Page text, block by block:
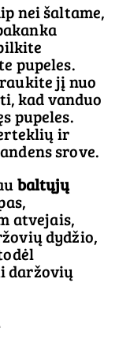
nei šaltame,
pupeles.
jį nuo
kad vanduo
pupeles.
ir
srove.
baltųjų
atvejais,
dydžio,
daržovių